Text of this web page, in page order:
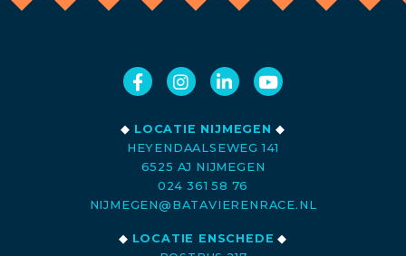
◆ LOCATIE NIJMEGEN ◆
HEYENDAALSEWEG 141
6525 AJ NIJMEGEN
024 361 58 76
NIJMEGEN@BATAVIERENRACE.NL
◆ LOCATIE ENSCHEDE ◆